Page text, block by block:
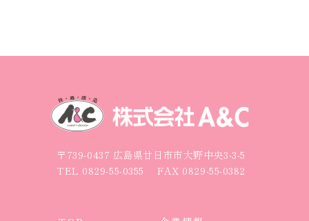
〒739-0437 広島県廿日市市大野中央3-3-5
TEL 0829-55-0355 FAX 0829-55-0382